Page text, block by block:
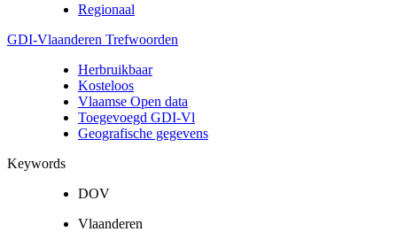
Regionaal
GDI-Vlaanderen Trefwoorden
Herbruikbaar
Kosteloos
Vlaamse Open data
Toegevoegd GDI-Vl
Geografische gegevens
Keywords
DOV
Vlaanderen